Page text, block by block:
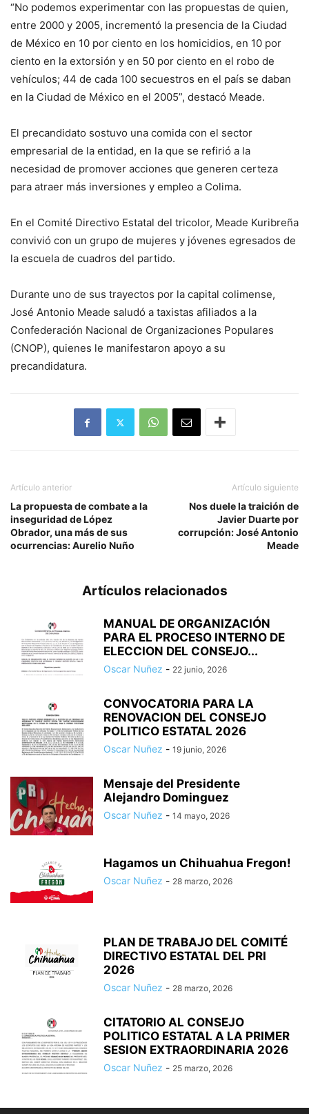
“No podemos experimentar con las propuestas de quien,
entre 2000 y 2005, incrementó la presencia de la Ciudad
de México en 10 por ciento en los homicidios, en 10 por
ciento en la extorsión y en 50 por ciento en el robo de
vehículos; 44 de cada 100 secuestros en el país se daban
en la Ciudad de México en el 2005”, destacó Meade.
El precandidato sostuvo una comida con el sector
empresarial de la entidad, en la que se refirió a la
necesidad de promover acciones que generen certeza
para atraer más inversiones y empleo a Colima.
En el Comité Directivo Estatal del tricolor, Meade Kuribreña
convivió con un grupo de mujeres y jóvenes egresados de
la escuela de cuadros del partido.
Durante uno de sus trayectos por la capital colimense,
José Antonio Meade saludó a taxistas afiliados a la
Confederación Nacional de Organizaciones Populares
(CNOP), quienes le manifestaron apoyo a su
precandidatura.
Artículo anterior
La propuesta de combate a la
inseguridad de López
Obrador, una más de sus
ocurrencias: Aurelio Nuño
Artículo siguiente
Nos duele la traición de
Javier Duarte por
corrupción: José Antonio
Meade
Artículos relacionados
MANUAL DE ORGANIZACIÓN
PARA EL PROCESO INTERNO DE
ELECCION DEL CONSEJO...
Oscar Nuñez - 22 junio, 2026
CONVOCATORIA PARA LA
RENOVACION DEL CONSEJO
POLITICO ESTATAL 2026
Oscar Nuñez - 19 junio, 2026
Mensaje del Presidente
Alejandro Dominguez
Oscar Nuñez - 14 mayo, 2026
Hagamos un Chihuahua Fregon!
Oscar Nuñez - 28 marzo, 2026
PLAN DE TRABAJO DEL COMITÉ
DIRECTIVO ESTATAL DEL PRI
2026
Oscar Nuñez - 28 marzo, 2026
CITATORIO AL CONSEJO
POLITICO ESTATAL A LA PRIMER
SESION EXTRAORDINARIA 2026
Oscar Nuñez - 25 marzo, 2026